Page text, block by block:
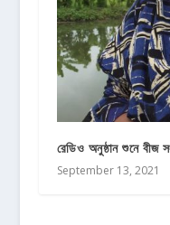
রেডিও অনুষ্ঠান শুনে বীজ
September 13, 2021